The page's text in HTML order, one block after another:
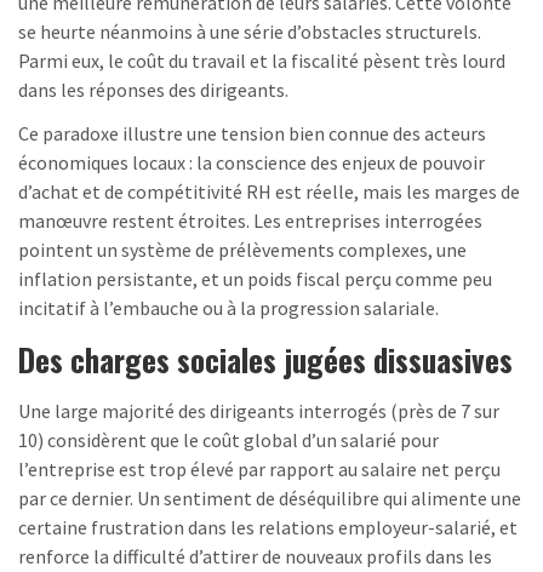
se heurte néanmoins à une série d’obstacles structurels.
Parmi eux, le coût du travail et la fiscalité pèsent très lourd
dans les réponses des dirigeants.
Ce paradoxe illustre une tension bien connue des acteurs
économiques locaux : la conscience des enjeux de pouvoir
d’achat et de compétitivité RH est réelle, mais les marges de
manœuvre restent étroites. Les entreprises interrogées
pointent un système de prélèvements complexes, une
inflation persistante, et un poids fiscal perçu comme peu
incitatif à l’embauche ou à la progression salariale.
Des charges sociales jugées dissuasives
Une large majorité des dirigeants interrogés (près de 7 sur
10) considèrent que le coût global d’un salarié pour
l’entreprise est trop élevé par rapport au salaire net perçu
par ce dernier. Un sentiment de déséquilibre qui alimente une
certaine frustration dans les relations employeur-salarié, et
renforce la difficulté d’attirer de nouveaux profils dans les